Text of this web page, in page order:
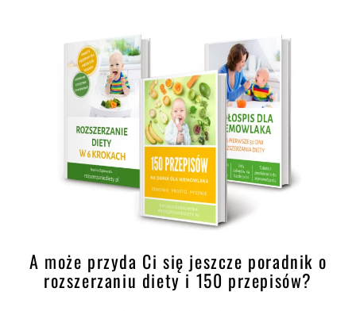
A może przyda Ci się jeszcze poradnik o
rozszerzaniu diety i 150 przepisów?